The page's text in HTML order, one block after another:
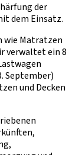
der
dem Einsatz.
wie Matratzen
verwaltet ein 8
September)
und Decken